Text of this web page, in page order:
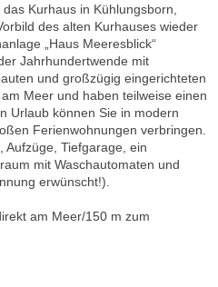
Kurhaus in Kühlungsborn,
des alten Kurhauses wieder
„Haus Meeresblick“
Jahrhundertwende mit
und großzügig eingerichteten
Meer und haben teilweise einen
Urlaub können Sie in modern
Ferienwohnungen verbringen.
Aufzüge, Tiefgarage, ein
mit Waschautomaten und
erwünscht!).
am Meer/150 m zum